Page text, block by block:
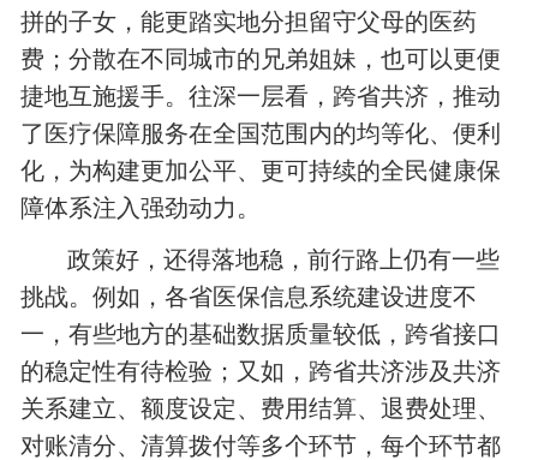
拼的子女，能更踏实地分担留守父母的医药
费；分散在不同城市的兄弟姐妹，也可以更便
捷地互施援手。往深一层看，跨省共济，推动
了医疗保障服务在全国范围内的均等化、便利
化，为构建更加公平、更可持续的全民健康保
障体系注入强劲动力。
政策好，还得落地稳，前行路上仍有一些
挑战。例如，各省医保信息系统建设进度不
一，有些地方的基础数据质量较低，跨省接口
的稳定性有待检验；又如，跨省共济涉及共济
关系建立、额度设定、费用结算、退费处理、
对账清分、清算拨付等多个环节，每个环节都